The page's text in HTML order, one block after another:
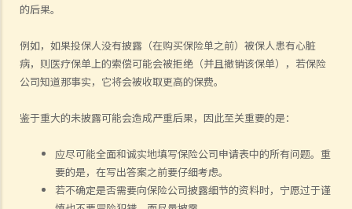
的后果。
例如，如果投保人没有披露（在购买保险单之前）被保人患有心脏
病，则医疗保单上的索偿可能会被拒绝（并且撤销该保单），若保险
公司知道那事实，它将会被收取更高的保费。
鉴于重大的未披露可能会造成严重后果，因此至关重要的是：
应尽可能全面和诚实地填写保险公司申请表中的所有问题。重
要的是，在写出答案之前要仔细考虑。
若不确定是否需要向保险公司披露细节的资料时，宁愿过于谨